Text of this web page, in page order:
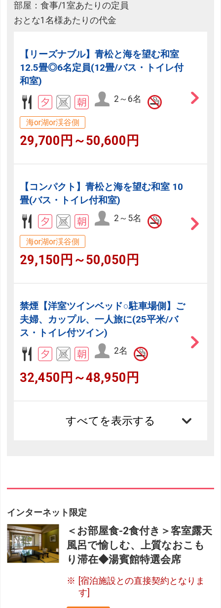
部屋：食事/1室あたりの定員
おとな1名様あたりの代金
【リーズナブル】青松と海を望む和室
12.5畳◎6名定員(12畳/バス・トイレ付
和室)
2～6名
海or湖or渓谷側
29,700円～50,600円
【コンパクト】青松と海を望む和室 10
畳(バス・トイレ付和室)
2～5名
海or湖or渓谷側
29,150円～50,050円
禁煙【洋室ツインベッド○駐車場側】ご
夫婦、カップル、一人旅に(25平米/バ
ス・トイレ付ツイン)
2名
32,450円～48,950円
すべてを表示する
インターネット限定
＜お部屋食-2食付き＞客室露天
風呂で愉しむ、上質なおこも
り滞在◆湯賓館特選会席
[宿泊施設との直接契約となりま
す]